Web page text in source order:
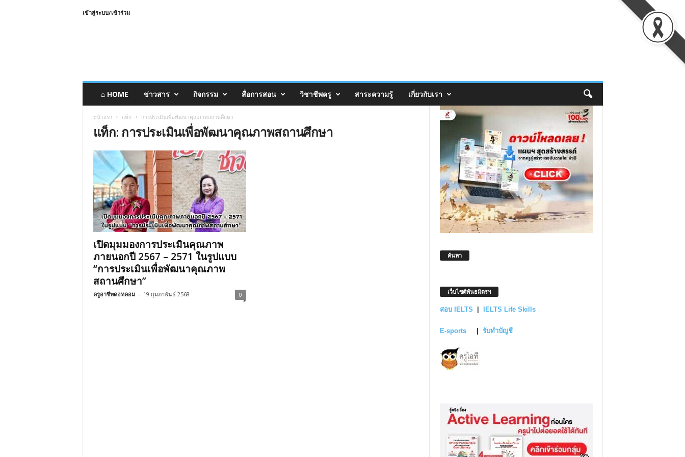
เข้าสู่ระบบ/เข้าร่วม
⌂ HOME ข่าวสาร กิจกรรม สื่อการสอน วิชาชีพครู สาระความรู้ เกี่ยวกับเรา
หน้าแรก แท็ก การประเมินเพื่อพัฒนาคุณภาพสถานศึกษา
แท็ก: การประเมินเพื่อพัฒนาคุณภาพสถานศึกษา
เปิดมุมมองการประเมินคุณภาพ
ภายนอกปี 2567 – 2571 ในรูปแบบ
“การประเมินเพื่อพัฒนาคุณภาพ
สถานศึกษา”
ครูอาชีพดอทคอม - 19 กุมภาพันธ์ 2568 0
ค้นหา
เว็บไซต์พันธมิตรฯ
สอบ IELTS IELTS Life Skills
E-sports รับทำบัญชี